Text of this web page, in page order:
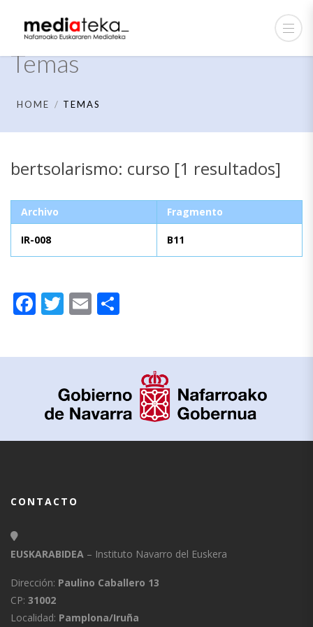
Temas
HOME TEMAS
bertsolarismo: curso [1 resultados]
Archivo Fragmento
IR-008 B11
Facebook
Twitter
Email
CONTACTO
EUSKARABIDEA – Instituto Navarro del Euskera
Dirección: Paulino Caballero 13
CP: 31002
Localidad: Pamplona/Iruña